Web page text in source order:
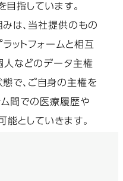
指しています。
は、当社提供のもの
ラットフォームと相互
人などのデータ主権
で、ご自身の主権を
ム間での医療履歴や
としていきます。